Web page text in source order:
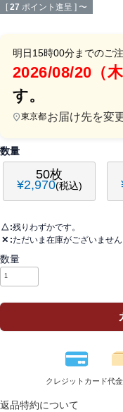
[ 27 ポイント進呈 ] 〜
明日15時00分までのご
2026/08/20（木
す。
東京都お届け先を変
数量
50枚
¥2,970 税込
△ 残りわずかです。
✕ ただいま在庫がございません
クレジットカード代
返品特約について